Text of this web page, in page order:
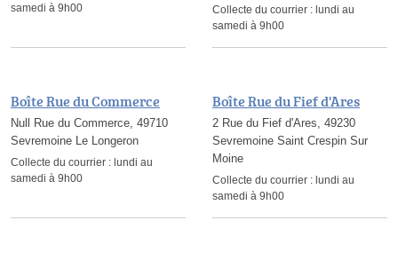
samedi à 9h00
Collecte du courrier : lundi au
samedi à 9h00
Boîte Rue du Commerce
Null Rue du Commerce, 49710
Sevremoine Le Longeron
Collecte du courrier : lundi au
samedi à 9h00
Boîte Rue du Fief d'Ares
2 Rue du Fief d'Ares, 49230
Sevremoine Saint Crespin Sur
Moine
Collecte du courrier : lundi au
samedi à 9h00